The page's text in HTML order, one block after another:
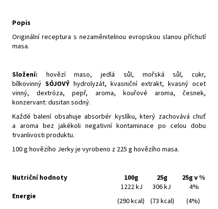
Popis
Originální receptura s nezaměnitelnou evropskou slanou příchutí
masa.
Složení:
hovězí maso, jedlá sůl, mořská sůl, cukr,
bílkovinný SÓJOVÝ hydrolyzát, kvasniční extrakt, kvasný ocet
vinný, dextróza, pepř, aroma, kouřové aroma, česnek,
konzervant: dusitan sodný.
Každé balení obsahuje absorbér kyslíku, který zachovává chuť
a aroma bez jakékoli negativní kontaminace po celou dobu
trvanlivosti produktu.
100 g hovězího Jerky je vyrobeno z 225 g hovězího masa.
Nutriční hodnoty 100g 25g
25g v %
Energie
1222 kJ
(290 kcal)
306 kJ
(73 kcal)
4%
(4%)